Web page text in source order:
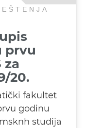
prvu
za
20.
fakultet
godinu
studija